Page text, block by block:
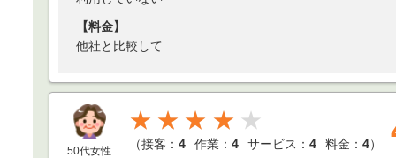
【料金】
他社と比較して
50代女性
★★★★
（接客： 4 作業： 4 サービス： 4 料金： 4）